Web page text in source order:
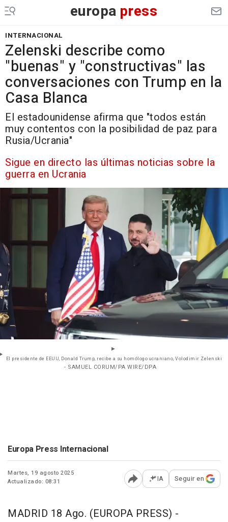
europa press
INTERNACIONAL
Zelenski describe como
"buenas" y "constructivas" las
conversaciones con Trump en la
Casa Blanca
El estadounidense afirma que "todos están
muy contentos con la posibilidad de paz para
Rusia/Ucrania"
Sigue en directo las últimas noticias sobre la
guerra en Ucrania
El presidente de EEUU, Donald Trump, recibe a su homólogo ucraniano, Volodimir Zelenski
- SAMUEL CORUM/PA WIRE/DPA
Europa Press Internacional
Martes, 19 agosto 2025
Actualizado: 08:31
Abrir opciones para
IA Seguir en
MADRID 18 Ago. (EUROPA PRESS) -